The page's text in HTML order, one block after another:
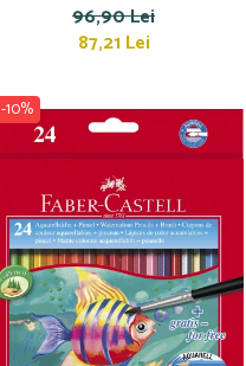
96,90 Lei
87,21 Lei
-10%